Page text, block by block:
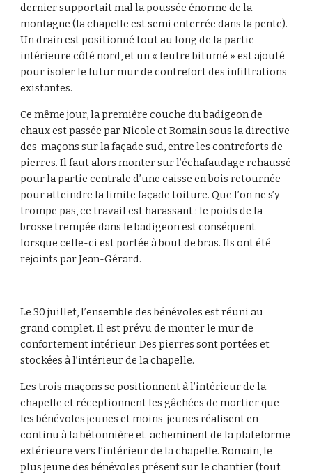
dernier supportait mal la poussée énorme de la
montagne (la chapelle est semi enterrée dans la pente).
Un drain est positionné tout au long de la partie
intérieure côté nord, et un « feutre bitumé » est ajouté
pour isoler le futur mur de contrefort des infiltrations
existantes.
Ce même jour, la première couche du badigeon de
chaux est passée par Nicole et Romain sous la directive
des maçons sur la façade sud, entre les contreforts de
pierres. Il faut alors monter sur l’échafaudage rehaussé
pour la partie centrale d’une caisse en bois retournée
pour atteindre la limite façade toiture. Que l’on ne s’y
trompe pas, ce travail est harassant : le poids de la
brosse trempée dans le badigeon est conséquent
lorsque celle-ci est portée à bout de bras. Ils ont été
rejoints par Jean-Gérard.
Le 30 juillet, l’ensemble des bénévoles est réuni au
grand complet. Il est prévu de monter le mur de
confortement intérieur. Des pierres sont portées et
stockées à l’intérieur de la chapelle.
Les trois maçons se positionnent à l’intérieur de la
chapelle et réceptionnent les gâchées de mortier que
les bénévoles jeunes et moins jeunes réalisent en
continu à la bétonnière et acheminent de la plateforme
extérieure vers l’intérieur de la chapelle. Romain, le
plus jeune des bénévoles présent sur le chantier (tout